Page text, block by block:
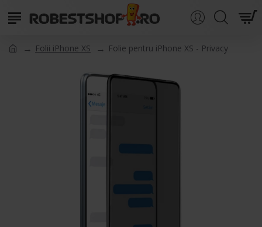
Folii iPhone XS Folie pentru iPhone XS - Privacy